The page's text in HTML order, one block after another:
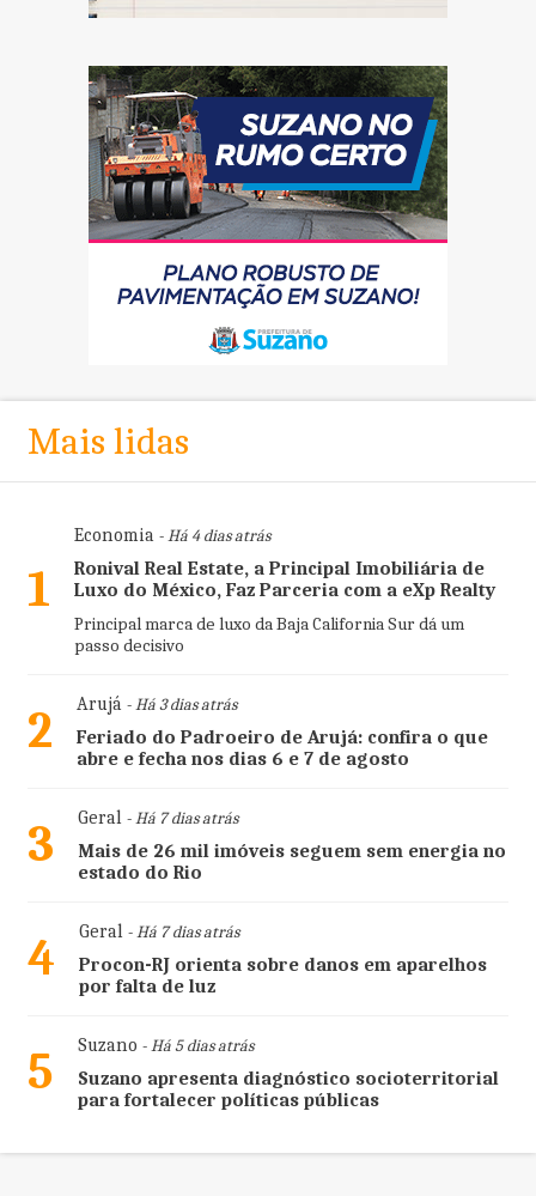
Mais lidas
1
Economia- Há 4 dias atrás
Ronival Real Estate, a Principal Imobiliária de
Luxo do México, Faz Parceria com a eXp Realty
Principal marca de luxo da Baja California Sur dá um
passo decisivo
2 Arujá- Há 3 dias atrás
Feriado do Padroeiro de Arujá: confira o que
abre e fecha nos dias 6 e 7 de agosto
3 Geral- Há 7 dias atrás
Mais de 26 mil imóveis seguem sem energia no
estado do Rio
4 Geral- Há 7 dias atrás
Procon-RJ orienta sobre danos em aparelhos
por falta de luz
5 Suzano - Há 5 dias atrás
Suzano apresenta diagnóstico socioterritorial
para fortalecer políticas públicas